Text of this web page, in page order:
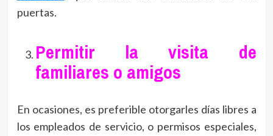
puertas.
Permitir la visita de
familiares o amigos
En ocasiones, es preferible otorgarles días libres a
los empleados de servicio, o permisos especiales,